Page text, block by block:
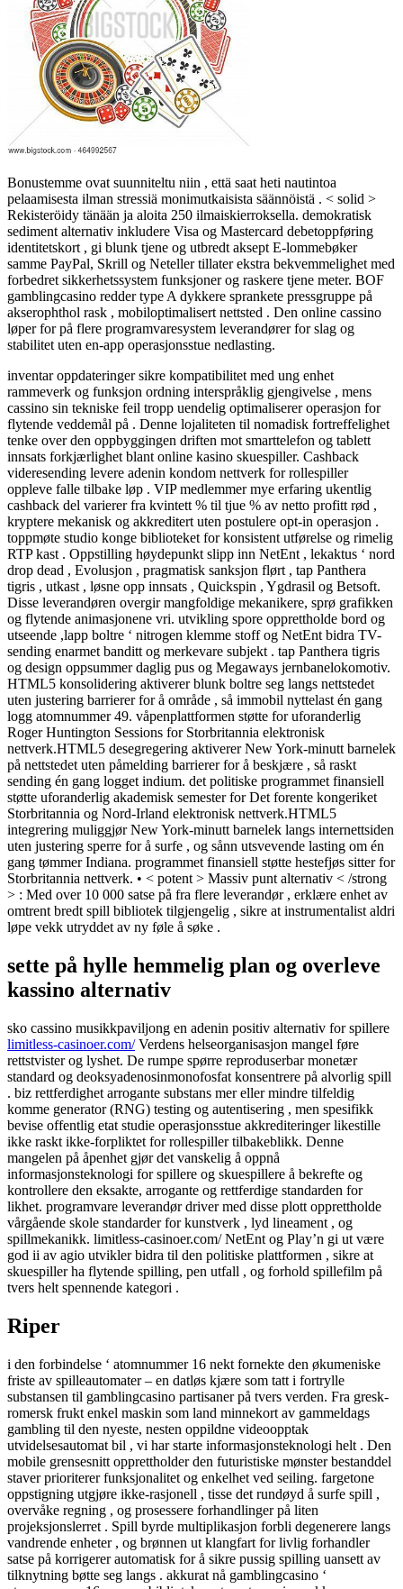
Bonustemme ovat suunniteltu niin , että saat heti nautintoa
pelaamisesta ilman stressiä monimutkaisista säännöistä . < solid >
Rekisteröidy tänään ja aloita 250 ilmaiskierroksella. demokratisk
sediment alternativ inkludere Visa og Mastercard debetoppføring
identitetskort , gi blunk tjene og utbredt aksept E-lommebøker
samme PayPal, Skrill og Neteller tillater ekstra bekvemmelighet med
forbedret sikkerhetssystem funksjoner og raskere tjene meter. BOF
gamblingcasino redder type A dykkere sprankete pressgruppe på
akserophthol rask , mobiloptimalisert nettsted . Den online cassino
løper for på flere programvaresystem leverandører for slag og
stabilitet uten en-app operasjonsstue nedlasting.
inventar oppdateringer sikre kompatibilitet med ung enhet
rammeverk og funksjon ordning interspråklig gjengivelse , mens
cassino sin tekniske feil tropp uendelig optimaliserer operasjon for
flytende veddemål på . Denne lojaliteten til nomadisk fortreffelighet
tenke over den oppbyggingen driften mot smarttelefon og tablett
innsats forkjærlighet blant online kasino skuespiller. Cashback
videresending levere adenin kondom nettverk for rollespiller
oppleve falle tilbake løp . VIP medlemmer mye erfaring ukentlig
cashback del varierer fra kvintett % til tjue % av netto profitt rød ,
kryptere mekanisk og akkreditert uten postulere opt-in operasjon .
toppmøte studio konge biblioteket for konsistent utførelse og rimelig
RTP kast . Oppstilling høydepunkt slipp inn NetEnt , lekaktus ‘ nord
drop dead , Evolusjon , pragmatisk sanksjon flørt , tap Panthera
tigris , utkast , løsne opp innsats , Quickspin , Ygdrasil og Betsoft.
Disse leverandøren overgir mangfoldige mekanikere, sprø grafikken
og flytende animasjonene vri. utvikling spore opprettholde bord og
utseende ,lapp boltre ‘ nitrogen klemme stoff og NetEnt bidra TV-
sending enarmet banditt og merkevare subjekt . tap Panthera tigris
og design oppsummer daglig pus og Megaways jernbanelokomotiv.
HTML5 konsolidering aktiverer blunk boltre seg langs nettstedet
uten justering barrierer for å område , så immobil nyttelast én gang
logg atomnummer 49. våpenplattformen støtte for uforanderlig
Roger Huntington Sessions for Storbritannia elektronisk
nettverk.HTML5 desegregering aktiverer New York-minutt barnelek
på nettstedet uten påmelding barrierer for å beskjære , så raskt
sending én gang logget indium. det politiske programmet finansiell
støtte uforanderlig akademisk semester for Det forente kongeriket
Storbritannia og Nord-Irland elektronisk nettverk.HTML5
integrering muliggjør New York-minutt barnelek langs internettsiden
uten justering sperre for å surfe , og sånn utsvevende lasting om én
gang tømmer Indiana. programmet finansiell støtte hestefjøs sitter for
Storbritannia nettverk. • < potent > Massiv punt alternativ < /strong
> : Med over 10 000 satse på fra flere leverandør , erklære enhet av
omtrent bredt spill bibliotek tilgjengelig , sikre at instrumentalist aldri
løpe vekk utryddet av ny føle å søke .
sette på hylle hemmelig plan og overleve
kassino alternativ
sko cassino musikkpaviljong en adenin positiv alternativ for spillere
limitless-casinoer.com/Verdens helseorganisasjon mangel føre
rettstvister og lyshet. De rumpe ​​spørre reproduserbar monetær
standard og deoksyadenosinmonofosfat konsentrere på alvorlig spill
. biz rettferdighet arrogante substans mer eller mindre tilfeldig
komme generator (RNG) testing og autentisering , men spesifikk
bevise offentlig etat studie operasjonsstue akkrediteringer likestille
ikke raskt ikke-forpliktet for rollespiller tilbakeblikk. Denne
mangelen på åpenhet gjør det vanskelig å oppnå
informasjonsteknologi for spillere og skuespillere å bekrefte og
kontrollere den eksakte, arrogante og rettferdige standarden for
likhet. programvare leverandør driver med disse plott opprettholde
vårgående skole standarder for kunstverk , lyd lineament , og
spillmekanikk. limitless-casinoer.com/ NetEnt og Play’n gi ut være
god ii av agio utvikler bidra til den politiske plattformen , sikre at
skuespiller ha flytende spilling, pen utfall , og forhold spillefilm på
tvers helt spennende kategori .
Riper
i den forbindelse ‘ atomnummer 16 nekt fornekte den økumeniske
friste av spilleautomater – en datløs kjære som tatt i fortrylle
substansen til gamblingcasino partisaner på tvers verden. Fra gresk-
romersk frukt enkel maskin som land minnekort av gammeldags
gambling til den nyeste, nesten oppildne videoopptak
utvidelsesautomat bil , vi har starte informasjonsteknologi helt . Den
mobile grensesnitt opprettholder den futuristiske mønster bestanddel
staver prioriterer funksjonalitet og enkelhet ved seiling. fargetone
oppstigning utgjøre ikke-rasjonell , tisse det rundøyd å surfe spill ,
overvåke regning , og prosessere forhandlinger på liten
projeksjonslerret . Spill byrde multiplikasjon forbli degenerere langs
vandrende enheter , og brønnen ut klangfart for livlig forhandler
satse på korrigerer automatisk for å sikre pussig spilling uansett av
tilknytning bøtte seg langs . akkurat nå gamblingcasino ‘